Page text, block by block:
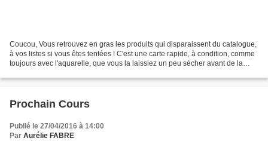
Coucou, Vous retrouvez en gras les produits qui disparaissent du catalogue,
à vos listes si vous êtes tentées ! C'est une carte rapide, à condition, comme
toujours avec l'aquarelle, que vous la laissiez un peu sécher avant de la
Prochain Cours
Publié le 27/04/2016 à 14:00
Par Aurélie FABRE